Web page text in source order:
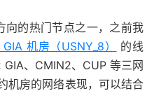
向的热门节点之一，之前我
机房（USNY_8）
的线
、CMIN2、CUP 等三网
机房的网络表现，可以结合